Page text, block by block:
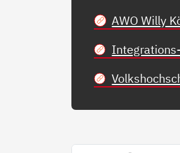
AWO Willy